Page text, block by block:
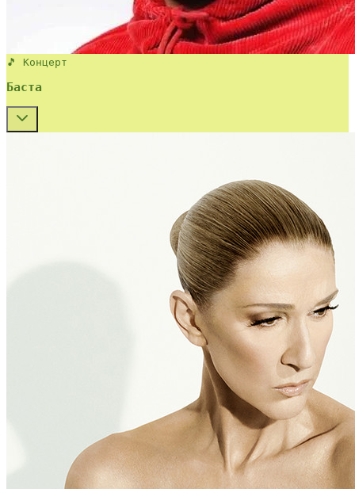
🎵 Концерт
Баста